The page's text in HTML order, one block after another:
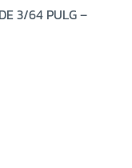
3/64 PULG –